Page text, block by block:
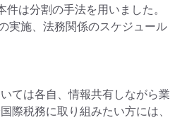
は分割の手法を用いました。
実施、法務関係のスケジュール
ては各自、情報共有しながら業
際税務に取り組みたい方には、